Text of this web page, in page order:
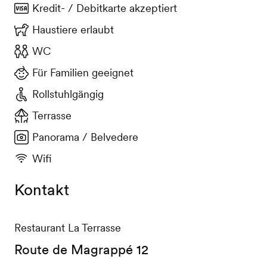
Kredit- / Debitkarte akzeptiert
Haustiere erlaubt
WC
Für Familien geeignet
Rollstuhlgängig
Terrasse
Panorama / Belvedere
Wifi
Kontakt
Restaurant La Terrasse
Route de Magrappé 12